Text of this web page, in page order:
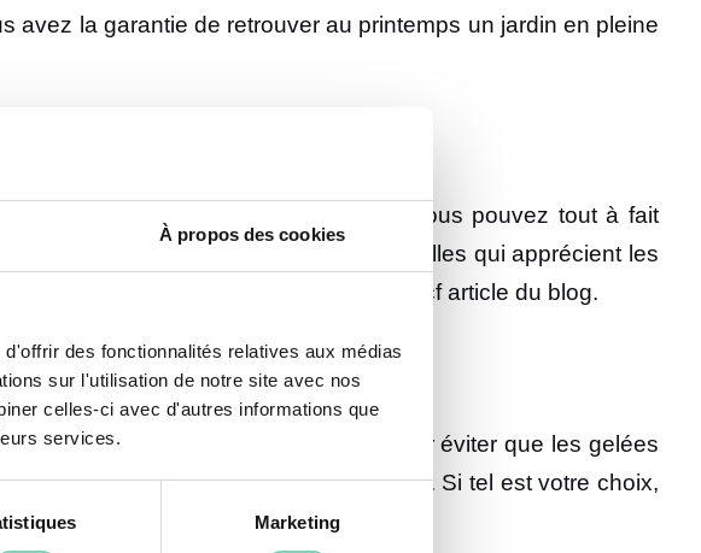
À propos des cookies
des fonctionnalités relatives aux médias
sur l'utilisation de notre site avec nos
celles-ci avec d'autres informations que
services.
Marketing
avez la garantie de retrouver au printemps un jardin en pleine
Pour préserver ses végétaux, vous pouvez tout à fait
plantes les plus fragiles, c’est-à-dire celles qui apprécient les
est apprécié lors des gelées, cf article du blog.
à placer un voile d’hivernage pour éviter que les gelées
qui conservera la chaleur et l’humidité. Si tel est votre choix,
des végétaux.